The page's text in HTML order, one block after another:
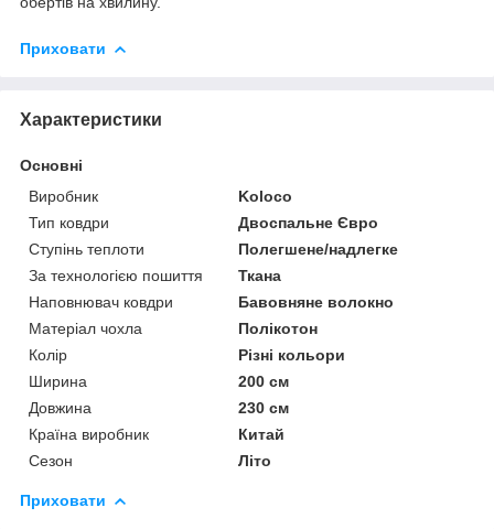
Приховати
Характеристики
Основні
Виробник
Koloco
Тип ковдри
Двоспальне Євро
Ступінь теплоти
Полегшене/надлегке
За технологією пошиття
Ткана
Наповнювач ковдри
Бавовняне волокно
Матеріал чохла
Полікотон
Колір
Різні кольори
Ширина
200 см
Довжина
230 см
Країна виробник
Китай
Сезон
Літо
Приховати